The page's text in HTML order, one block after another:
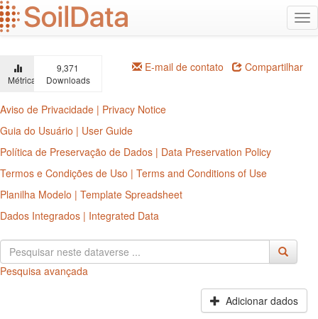
Ir
para
o
principal
Métricas
9,371
Downloads
E-mail de contato Compartilhar
Aviso de Privacidade | Privacy Notice
Guia do Usuário | User Guide
Política de Preservação de Dados | Data Preservation Policy
Termos e Condições de Uso | Terms and Conditions of Use
Planilha Modelo | Template Spreadsheet
Dados Integrados | Integrated Data
Pesquisa avançada
Adicionar dados